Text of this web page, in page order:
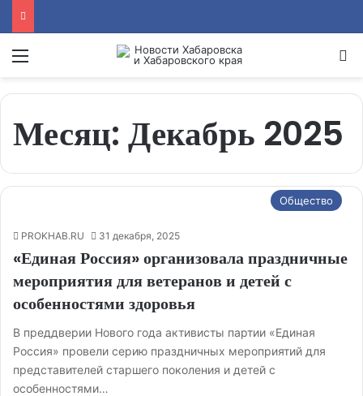
Menu
Месяц: Декабрь 2025
Общество
PROKHAB.RU 31 декабря, 2025
«Единая Россия» организовала праздничные
мероприятия для ветеранов и детей с
особенностями здоровья
В преддверии Нового года активисты партии «Единая
Россия» провели серию праздничных мероприятий для
представителей старшего поколения и детей с
особенностями…